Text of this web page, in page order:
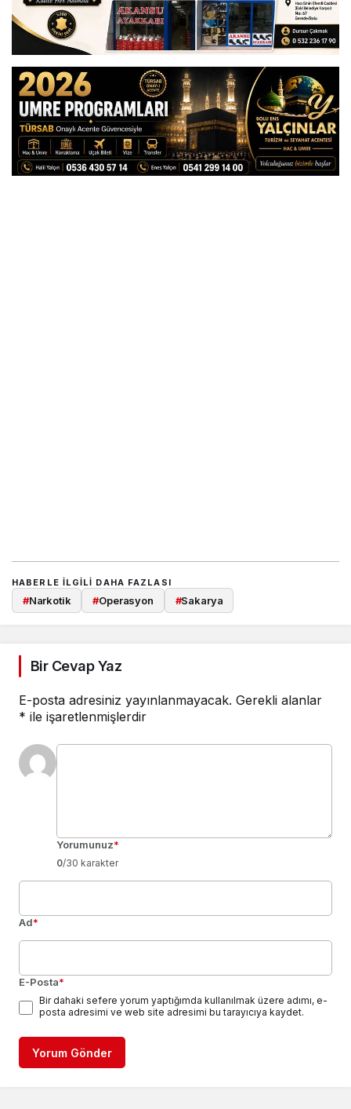
HABERLE ILGILI DAHA FAZLASI
#Narkotik #Operasyon #Sakarya
Bir Cevap Yaz
E-posta adresiniz yayınlanmayacak. Gerekli alanlar
* ile işaretlenmişlerdir
Yorumunuz*
0/30 karakter
Ad*
E-Posta*
Bir dahaki sefere yorum yaptığımda kullanılmak üzere adımı, e-
posta adresimi ve web site adresimi bu tarayıcıya kaydet.
Yorum Gönder